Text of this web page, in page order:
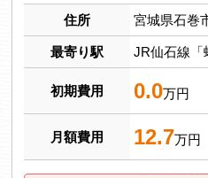
住所 宮城県石巻
最寄り駅 JR仙石線「
初期費用 0.0万円
月額費用 12.7万円